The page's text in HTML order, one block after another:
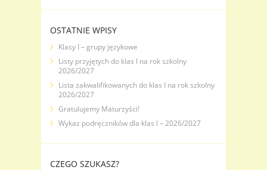
OSTATNIE WPISY
Klasy I – grupy językowe
Listy przyjętych do klas I na rok szkolny
2026/2027
Lista zakwalifikowanych do klas I na rok szkolny
2026/2027
Gratulujemy Maturzyści!
Wykaz podręczników dla klas I – 2026/2027
CZEGO SZUKASZ?